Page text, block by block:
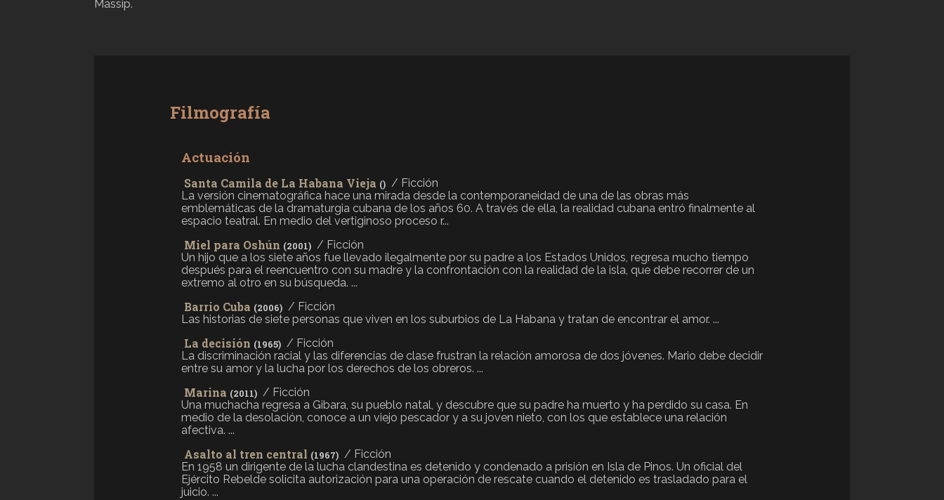
Massip.
Filmografía
Actuación
Santa Camila de La Habana Vieja () / Ficción
La versión cinematográfica hace una mirada desde la contemporaneidad de una de las obras más
emblemáticas de la dramaturgia cubana de los años 60. A través de ella, la realidad cubana entró finalmente al
espacio teatral. En medio del vertiginoso proceso r...
Miel para Oshún (2001) / Ficción
Un hijo que a los siete años fue llevado ilegalmente por su padre a los Estados Unidos, regresa mucho tiempo
después para el reencuentro con su madre y la confrontación con la realidad de la isla, que debe recorrer de un
extremo al otro en su búsqueda. ...
Barrio Cuba (2006) / Ficción
Las historias de siete personas que viven en los suburbios de La Habana y tratan de encontrar el amor. ...
La decisión (1965) / Ficción
La discriminación racial y las diferencias de clase frustran la relación amorosa de dos jóvenes. Mario debe decidir
entre su amor y la lucha por los derechos de los obreros. ...
Marina (2011) / Ficción
Una muchacha regresa a Gibara, su pueblo natal, y descubre que su padre ha muerto y ha perdido su casa. En
medio de la desolación, conoce a un viejo pescador y a su joven nieto, con los que establece una relación
afectiva. ...
Asalto al tren central (1967) / Ficción
En 1958 un dirigente de la lucha clandestina es detenido y condenado a prisión en Isla de Pinos. Un oficial del
Ejército Rebelde solicita autorización para una operación de rescate cuando el detenido es trasladado para el
juicio. ...